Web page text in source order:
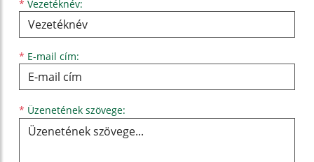
* Vezetéknév:
* E-mail cím:
* Üzenetének szövege: